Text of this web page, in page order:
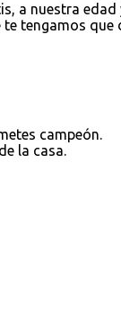
a nuestra
tengamos que
campeón.
la casa.